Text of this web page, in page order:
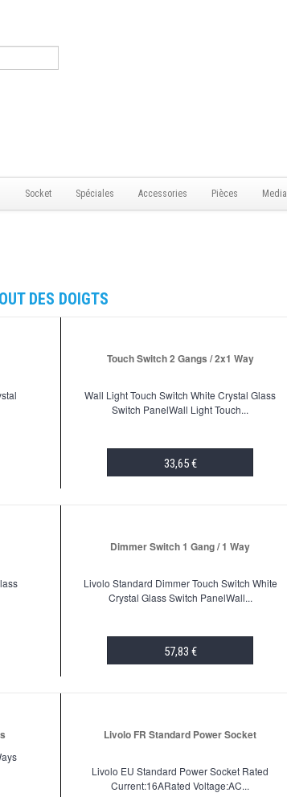
Socket Spéciales Accessories Pièces Media
DES DOIGTS
Touch Switch 2 Gangs / 2x1 Way
Wall Light Touch Switch White Crystal Glass
Switch PanelWall Light Touch...
33,65 €
Dimmer Switch 1 Gang / 1 Way
Livolo Standard Dimmer Touch Switch White
Crystal Glass Switch PanelWall...
57,83 €
Livolo FR Standard Power Socket
Livolo EU Standard Power Socket Rated
Current:16ARated Voltage:AC...